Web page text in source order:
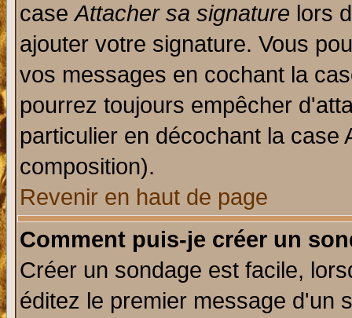
caseAttacher sa signature lors
ajouter votre signature. Vous
vos messages en cochant la
pourrez toujours empêcher
particulier en décochant la
composition).
Revenir en haut de page
Comment puis-je créer un
Créer un sondage est facile,
éditez le premier message d'un